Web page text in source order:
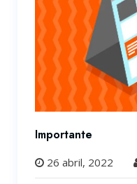
Importante
26 abril, 2022